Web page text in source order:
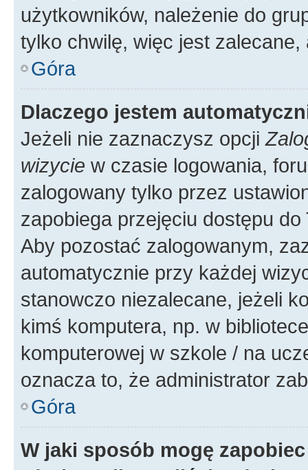
użytkowników, należenie do
tylko chwilę, więc jest zalecane,
Góra
Dlaczego jestem
Jeżeli nie zaznaczysz opcji
wizycie w czasie logowania,
zalogowany tylko przez
zapobiega przejęciu dostępu
Aby pozostać zalogowanym,
automatycznie przy każdej
stanowczo niezalecane, jeżeli
kimś komputera, np. w
komputerowej w szkole / na
oznacza to, że administrator
Góra
W jaki sposób mogę